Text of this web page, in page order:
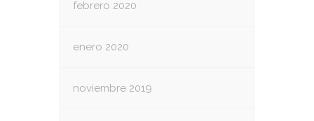
febrero 2020
enero 2020
noviembre 2019